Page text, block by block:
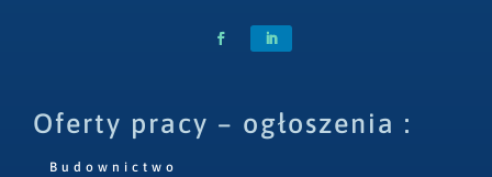
Oferty pracy – ogłoszenia :
Budownictwo